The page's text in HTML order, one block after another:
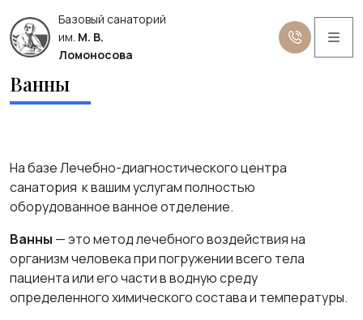
Базовый санаторий
им. М. В.
Ломоносова
Ванны
На базе Лечебно-диагностического центра
санатория к вашим услугам полностью
оборудованное ванное отделение.
Ванны — это метод лечебного воздействия на
организм человека при погружении всего тела
пациента или его части в водную среду
определенного химического состава и температуры.